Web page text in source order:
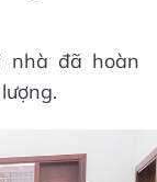
nhà đã hoàn